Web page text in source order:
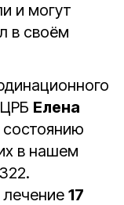
и могут
в своём
Елена
в нашем
17